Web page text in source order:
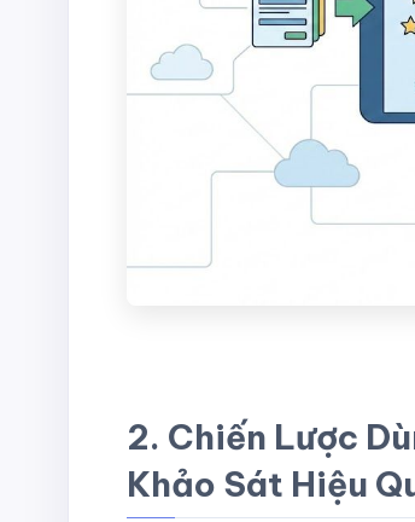
2. Chiến Lược
Khảo Sát Hiệu